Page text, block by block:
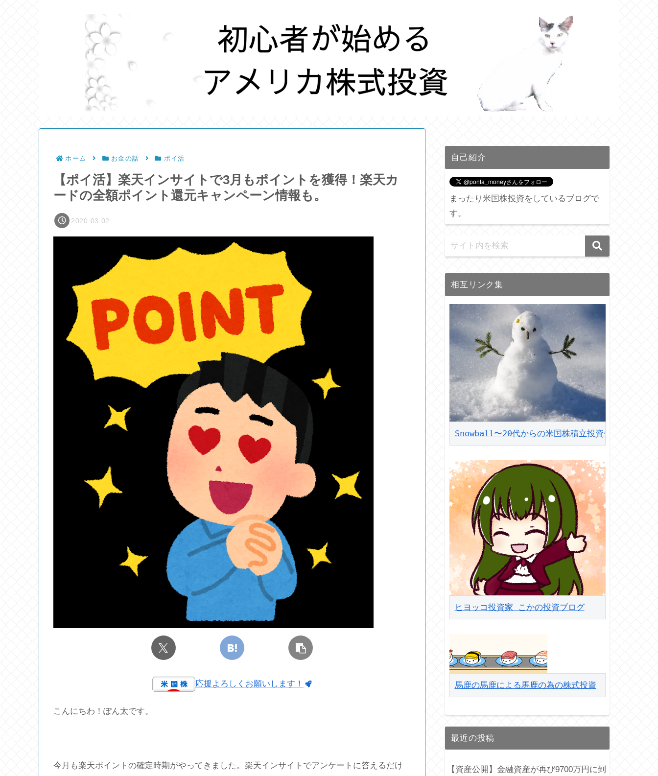
ホーム お金の話 ポイ活
【ポイ活】楽天インサイトで3月もポイントを獲得！楽天カ
ードの全額ポイント還元キャンペーン情報も。
2020.03.02
応援よろしくお願いします！
こんにちわ！ぽん太です。
今月も楽天ポイントの確定時期がやってきました。楽天インサイトでアンケートに答えるだけ
自己紹介
まったり米国株投資をしているブログで
す。
相互リンク集
Snowball〜20代からの米国株積立投資〜
ヒヨッコ投資家 こかの投資ブログ
馬鹿の馬鹿による馬鹿の為の株式投資
最近の投稿
【資産公開】金融資産が再び9700万円に到